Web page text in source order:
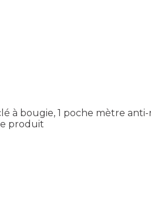
à bougie, 1 poche mètre
produit